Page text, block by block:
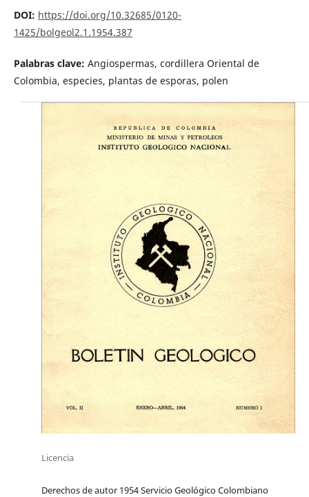
DOI: https://doi.org/10.32685/0120-
1425/bolgeol2.1.1954.387
Palabras clave: Angiospermas, cordillera Oriental de
Colombia, especies, plantas de esporas, polen
Licencia
Derechos de autor 1954 Servicio Geológico Colombiano